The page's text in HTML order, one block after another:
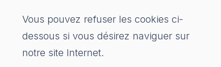
Vous pouvez refuser les cookies ci-
dessous si vous désirez naviguer sur
notre site Internet.